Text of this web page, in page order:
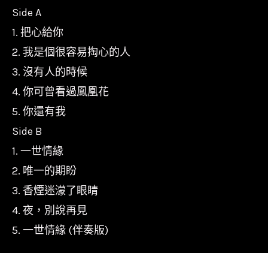
Side A
1. 把心給你
2. 我是個很容易掏心的人
3. 沒有人的時候
4. 你可曾看過鳳凰花
5. 你還有我
Side B
1. 一世情緣
2. 唯一的期盼
3. 香煙迷濛了眼睛
4. 夜，別說再見
5. 一世情緣 (伴奏版)